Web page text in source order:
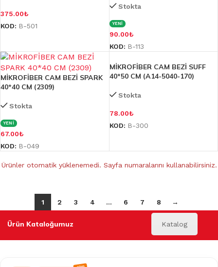
375.00₺
KOD: B-501
Stokta
YENİ
90.00₺
KOD: B-113
MİKROFİBER CAM BEZİ SPARK
40*40 CM (2309)
Stokta
YENİ
67.00₺
KOD: B-049
MİKROFİBER CAM BEZİ SUFF
40*50 CM (A14-5040-170)
Stokta
78.00₺
KOD: B-300
Ürünler otomatik yüklenemedi. Sayfa numaralarını kullanabilirsiniz.
1 2 3 4 … 6 7 8 →
Ürün Kataloğumuz Katalog